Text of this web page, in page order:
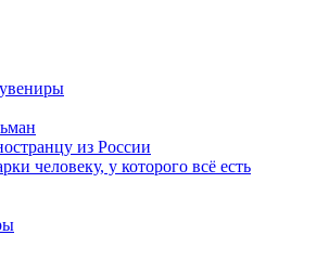
из России
человеку, у которого всё есть